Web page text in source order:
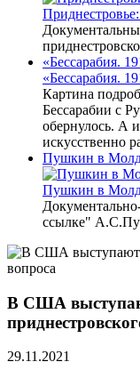
«Бессарабия.
«Бессарабия.
Картина
Бессарабии с
обернулось. А
искусственно
Пушкин в
Пушкин в
ссылке"
В США
29.11.2021